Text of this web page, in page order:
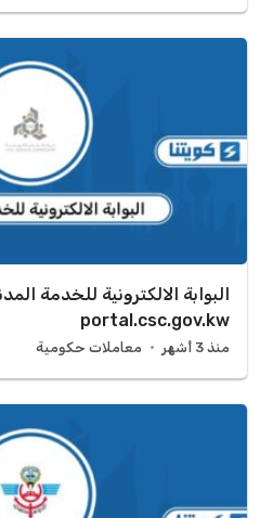
البوابة الالكترونية للخدمة
portal.csc.gov.kw
منذ 3 أشهر معاملات حكومية